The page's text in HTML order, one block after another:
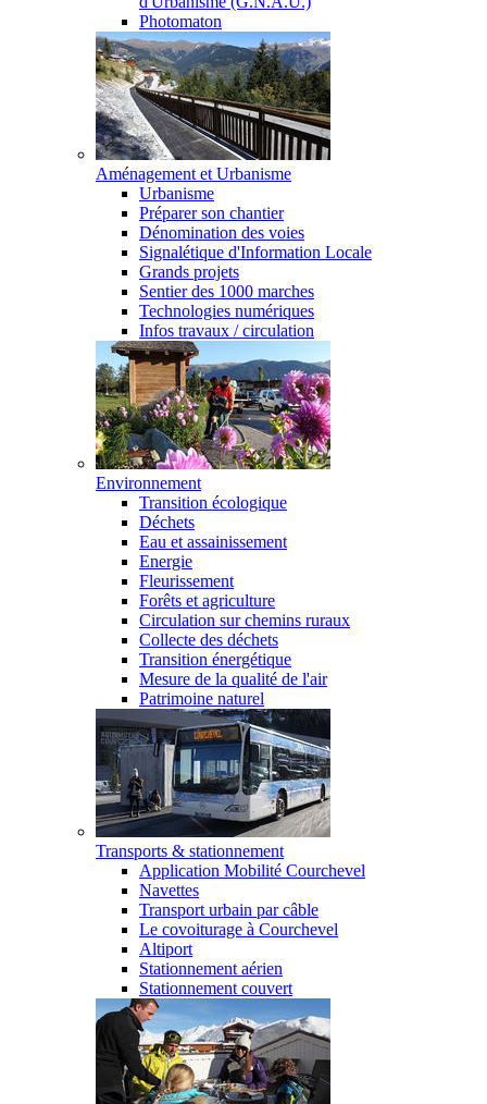
Photomaton
Aménagement et Urbanisme
Urbanisme
Préparer son chantier
Dénomination des voies
Signalétique d'Information Locale
Grands projets
Sentier des 1000 marches
Technologies numériques
Infos travaux / circulation
Environnement
Transition écologique
Déchets
Eau et assainissement
Energie
Fleurissement
Forêts et agriculture
Circulation sur chemins ruraux
Collecte des déchets
Transition énergétique
Mesure de la qualité de l'air
Patrimoine naturel
Transports & stationnement
Application Mobilité Courchevel
Navettes
Transport urbain par câble
Le covoiturage à Courchevel
Altiport
Stationnement aérien
Stationnement couvert